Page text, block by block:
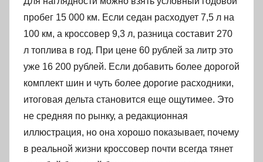
пробег 15 000 км. Если седан расходует 7,5 л на
100 км, а кроссовер 9,3 л, разница составит 270
л топлива в год. При цене 60 рублей за литр это
уже 16 200 рублей. Если добавить более дорогой
комплект шин и чуть более дорогие расходники,
итоговая дельта становится еще ощутимее. Это
не средняя по рынку, а редакционная
иллюстрация, но она хорошо показывает, почему
в реальной жизни кроссовер почти всегда тянет